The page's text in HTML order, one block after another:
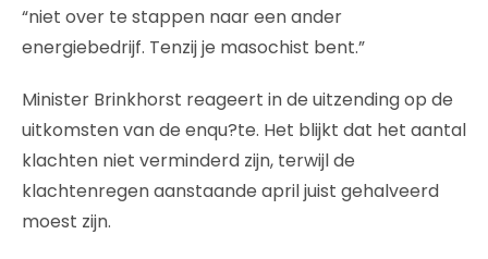
“niet over te stappen naar een ander
energiebedrijf. Tenzij je masochist bent.”
Minister Brinkhorst reageert in de uitzending op de
uitkomsten van de enqu?te. Het blijkt dat het aantal
klachten niet verminderd zijn, terwijl de
klachtenregen aanstaande april juist gehalveerd
moest zijn.